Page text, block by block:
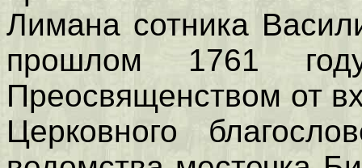
Лимана сотника
прошлом 1761
Преосвященством от
Церковного